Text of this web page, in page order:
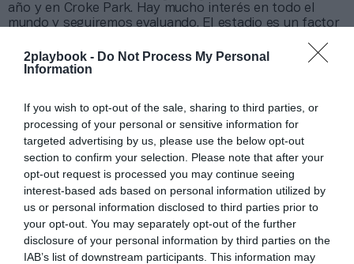
2playbook - Do Not Process My Personal
Information
If you wish to opt-out of the sale, sharing to third parties, or
processing of your personal or sensitive information for
targeted advertising by us, please use the below opt-out
section to confirm your selection. Please note that after your
opt-out request is processed you may continue seeing
interest-based ads based on personal information utilized by
us or personal information disclosed to third parties prior to
your opt-out. You may separately opt-out of the further
disclosure of your personal information by third parties on the
IAB’s list of downstream participants. This information may
año y en Croke Park. Hay mucho interés en todo el
mundo y seguiremos evaluando. El estadio es un factor
tenemos en cuenta estratégicamente a la hora de
decidir cuál es el lugar adecuado para nosotros.
¿Está en la hoja de ruta que la Super Bowl se
dispute fuera de Estados Unidos?
Peter O'Reilly: En cuanto a la Super Bowl, estamos
centrados en el corto plazo en Estados Unidos. El clima
siempre es un factor a tener en cuenta en cualquiera de
nuestros eventos y, sin duda, en lo que respecta a la
Super Bowl, pero no es el único factor. Así que, si en
algún momento tiene sentido considerar una Super
Bowl internacional, lo analizaríamos entre muchos
otros factores.